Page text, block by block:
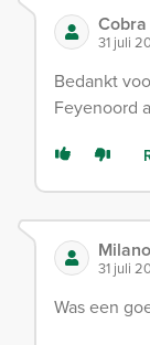
Cobra
31 juli
Bedankt
Feyenoord
Milano
31 juli
Was een